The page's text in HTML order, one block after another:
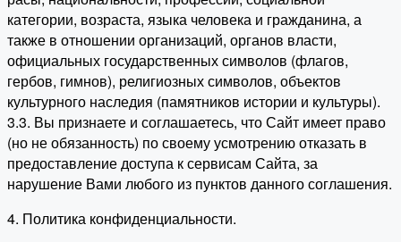
категории, возраста, языка человека и гражданина, а
также в отношении организаций, органов власти,
официальных государственных символов (флагов,
гербов, гимнов), религиозных символов, объектов
культурного наследия (памятников истории и культуры).
3.3. Вы признаете и соглашаетесь, что Сайт имеет право
(но не обязанность) по своему усмотрению отказать в
предоставление доступа к сервисам Сайта, за
нарушение Вами любого из пунктов данного соглашения.
4. Политика конфиденциальности.